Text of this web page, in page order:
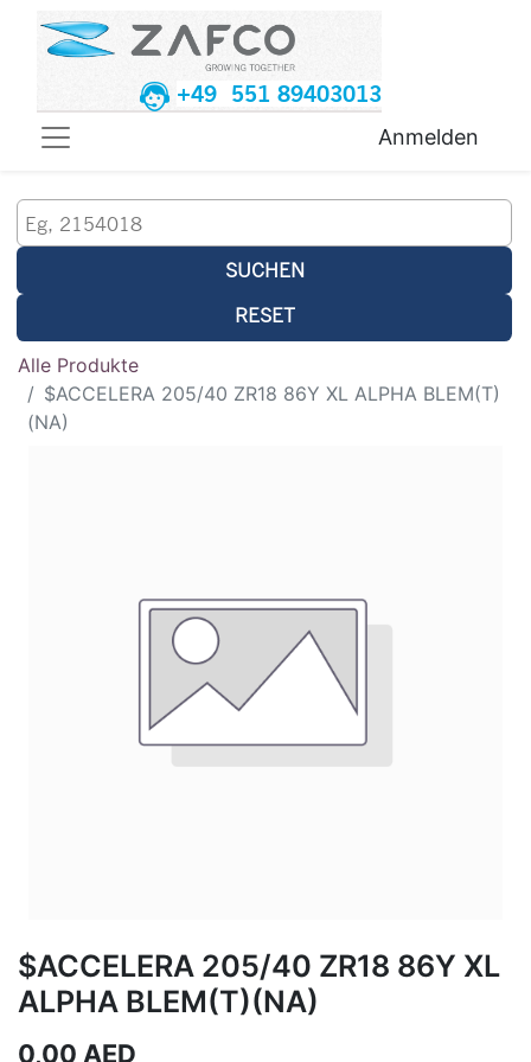
+49 551 89403013
Anmelden
SUCHEN
RESET
Alle Produkte
$ACCELERA 205/40 ZR18 86Y XL ALPHA BLEM(T)
(NA)
$ACCELERA 205/40 ZR18 86Y XL
ALPHA BLEM(T)(NA)
0,00 AED